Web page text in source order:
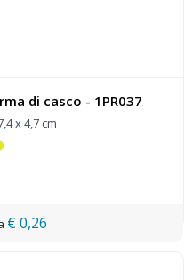
di casco - 1PR037
x 4,7 cm
€ 0,26